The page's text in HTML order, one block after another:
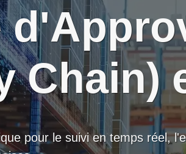
Chain)
pour le suivi en temps réel,